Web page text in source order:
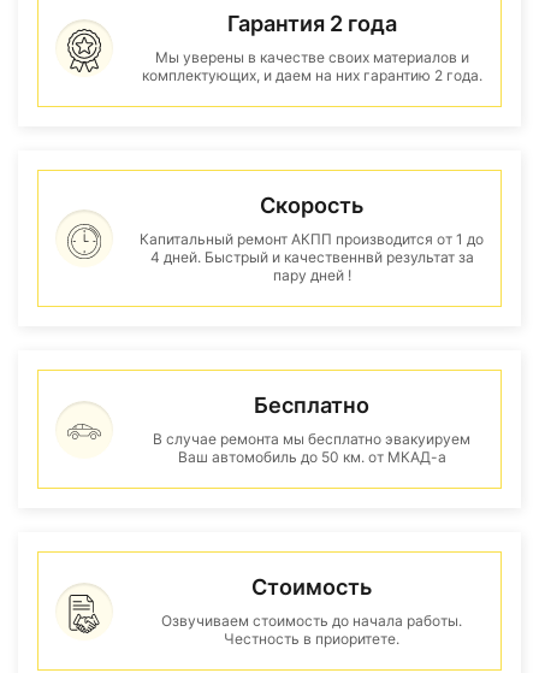
Гарантия 2 года
Мы уверены в качестве своих материалов и
комплектующих, и даем на них гарантию 2 года.
Скорость
Капитальный ремонт АКПП производится от 1 до
4 дней. Быстрый и качественнвй результат за
пару дней !
Бесплатно
В случае ремонта мы бесплатно эвакуируем
Ваш автомобиль до 50 км. от МКАД-а
Стоимость
Озвучиваем стоимость до начала работы.
Честность в приоритете.